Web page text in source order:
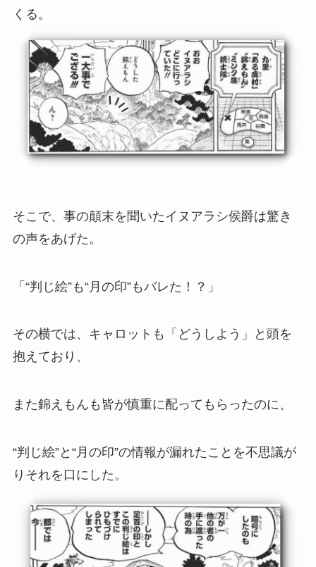
くる。
そこで、事の顛末を聞いたイヌアラシ侯爵は驚き
の声をあげた。
「“判じ絵”も“月の印”もバレた！？」
その横では、キャロットも「どうしよう」と頭を
抱えており、
また錦えもんも皆が慎重に配ってもらったのに、
“判じ絵”と“月の印”の情報が漏れたことを不思議が
りそれを口にした。